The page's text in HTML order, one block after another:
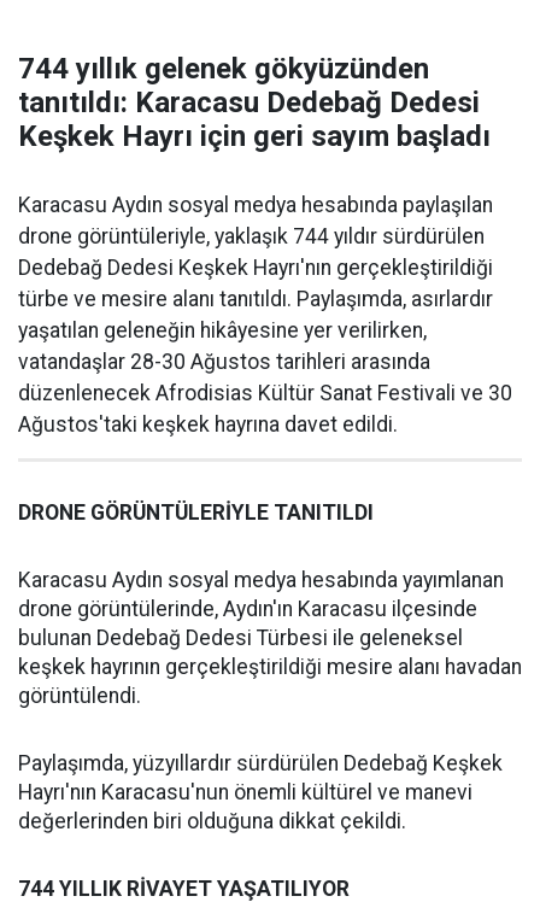
744 yıllık gelenek gökyüzünden
tanıtıldı: Karacasu Dedebağ Dedesi
Keşkek Hayrı için geri sayım başladı
Karacasu Aydın sosyal medya hesabında paylaşılan
drone görüntüleriyle, yaklaşık 744 yıldır sürdürülen
Dedebağ Dedesi Keşkek Hayrı'nın gerçekleştirildiği
türbe ve mesire alanı tanıtıldı. Paylaşımda, asırlardır
yaşatılan geleneğin hikâyesine yer verilirken,
vatandaşlar 28-30 Ağustos tarihleri arasında
düzenlenecek Afrodisias Kültür Sanat Festivali ve 30
Ağustos'taki keşkek hayrına davet edildi.
DRONE GÖRÜNTÜLERİYLE TANITILDI
Karacasu Aydın sosyal medya hesabında yayımlanan
drone görüntülerinde, Aydın'ın Karacasu ilçesinde
bulunan Dedebağ Dedesi Türbesi ile geleneksel
keşkek hayrının gerçekleştirildiği mesire alanı havadan
görüntülendi.
Paylaşımda, yüzyıllardır sürdürülen Dedebağ Keşkek
Hayrı'nın Karacasu'nun önemli kültürel ve manevi
değerlerinden biri olduğuna dikkat çekildi.
744 YILLIK RİVAYET YAŞATILIYOR